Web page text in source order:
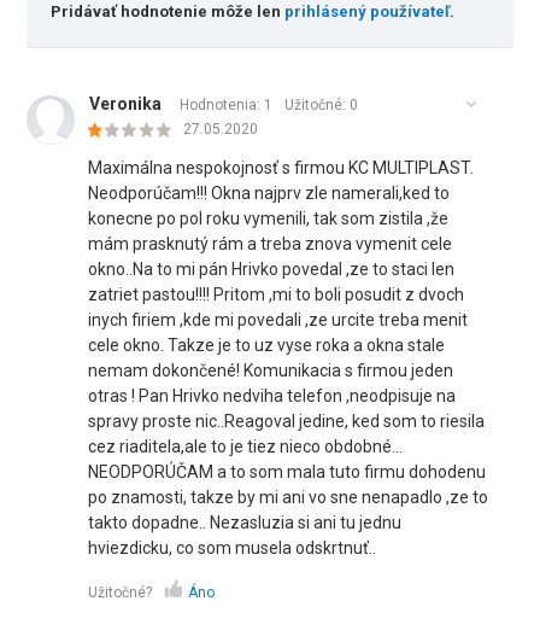
Pridávať hodnotenie môže len prihlásený používateľ.
Veronika Hodnotenia: 1 Užitočné: 0
27.05.2020
Maximálna nespokojnosť s firmou KC MULTIPLAST.
Neodporúčam!!! Okna najprv zle namerali,ked to
konecne po pol roku vymenili, tak som zistila ,že
mám prasknutý rám a treba znova vymenit cele
okno..Na to mi pán Hrivko povedal ,ze to staci len
zatriet pastou!!!! Pritom ,mi to boli posudit z dvoch
inych firiem ,kde mi povedali ,ze urcite treba menit
cele okno. Takze je to uz vyse roka a okna stale
nemam dokončené! Komunikacia s firmou jeden
otras ! Pan Hrivko nedviha telefon ,neodpisuje na
spravy proste nic..Reagoval jedine, ked som to riesila
cez riaditela,ale to je tiez nieco obdobné...
NEODPORÚČAM a to som mala tuto firmu dohodenu
po znamosti, takze by mi ani vo sne nenapadlo ,ze to
takto dopadne.. Nezasluzia si ani tu jednu
hviezdicku, co som musela odskrtnuť..
Užitočné? Áno